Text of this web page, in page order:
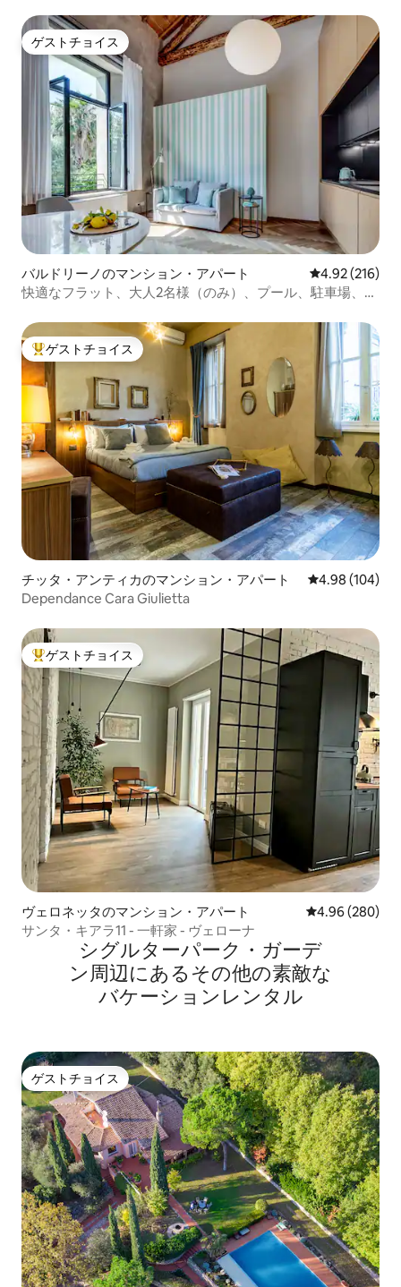
ゲストチョイス
ゲストチョイス
バルドリーノのマンション・アパート レビュー216
4.92 (216)
快適なフラット、大人2名様（のみ）、プール、駐車場、バ
大好評のゲストチョイスです。
ゲストチョイス
チッタ・アンティカのマンション・アパート レビュー104
4.98 (104)
Dependance Cara Giulietta
大好評のゲストチョイスです。
ゲストチョイス
ヴェロネッタのマンション・アパート レビュー280
4.96 (280)
サンタ・キアラ11 - 一軒家 - ヴェローナ
シグルターパーク・ガーデ
ン⁠周⁠辺⁠に⁠あ⁠るそ⁠の⁠他⁠の素⁠敵⁠な
バ⁠ケ⁠ー⁠シ⁠ョ⁠ン⁠レ⁠ン⁠タ⁠ル
ゲストチョイス
ゲストチョイス